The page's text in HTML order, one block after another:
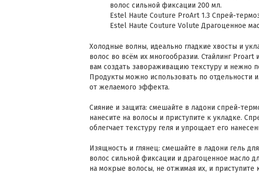
волос сильной фиксации 200 мл.
Estel Haute Couture ProArt 1.3 Спрей-
Estel Haute Couture Volute Драгоценное
Холодные волны, идеально гладкие хвосты и
волос во всём их многообразии. Стайлинг
вам создать завораживащию текстуру и нежно
Продукты можно использовать по отдельности
от желаемого эффекта.
Сияние и защита: смешайте в ладони спрей-
нанесите на волосы и приступите к укладке.
облегчает текстуру геля и упрощает его
Изящность и глянец: смешайте в ладони гель
волос сильной фиксации и драгоценное масло
на мокрые волосы, не отжимая их, и приступите